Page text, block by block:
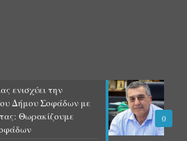
0
ενισχύει την
Δήμου Σοφάδων με
Θωρακίζουμε